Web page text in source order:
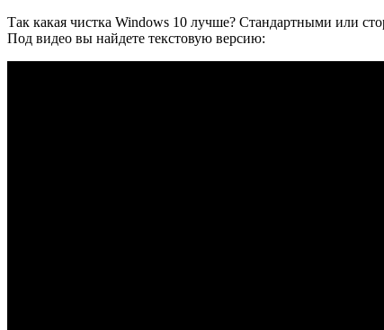
Так какая чистка Windows 10 лучше? Стандартными или
Под видео вы найдете текстовую версию: